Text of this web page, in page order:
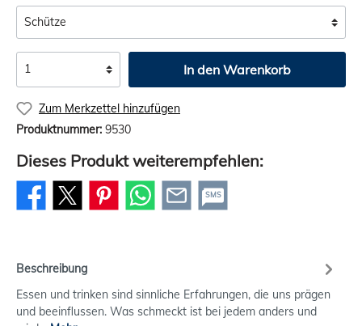
In den Warenkorb
Zum Merkzettel hinzufügen
Produktnummer: 9530
Dieses Produkt weiterempfehlen:
SMS
Beschreibung
Essen und trinken sind sinnliche Erfahrungen, die uns prägen
und beeinflussen. Was schmeckt ist bei jedem anders und